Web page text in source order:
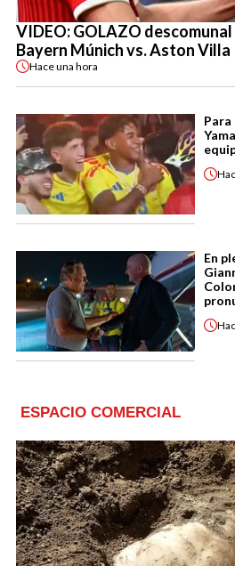
VIDEO: GOLAZO descomunal
Bayern Múnich vs. Aston Villa
Haceuna hora
Para
En